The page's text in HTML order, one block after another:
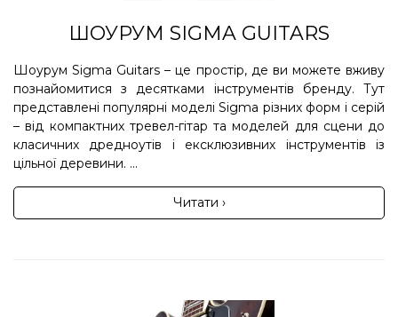
ШОУРУМ SIGMA GUITARS
Шоурум Sigma Guitars – це простір, де ви можете вживу
познайомитися з десятками інструментів бренду. Тут
представлені популярні моделі Sigma різних форм і серій
– від компактних тревел-гітар та моделей для сцени до
класичних дредноутів і ексклюзивних інструментів із
цільної деревини. ...
Читати ›